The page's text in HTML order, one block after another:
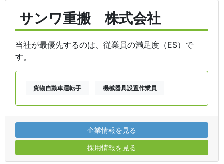
サンワ重搬 株式会社
当社が最優先するのは、従業員の満足度（ES）で
す。
貨物自動車運転手 機械器具設置作業員
企業情報を見る
採用情報を見る